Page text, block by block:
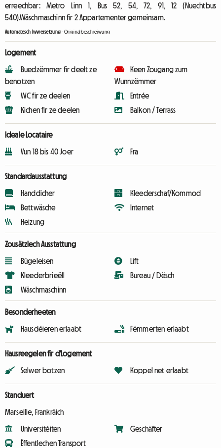
erreechbar: Metro Linn 1, Bus 52, 54, 72, 91, 12 (Nuechtbus
540).Wäschmaschinn fir 2 Appartementer gemeinsam.
Automatesch Iwwersetzung -Originalbeschreiwung
Logement
Buedzëmmer fir deelt ze
benotzen
WC fir ze deelen
Kichen fir ze deelen
Keen Zougang zum
Wunnzëmmer
Entrée
Balkon / Terrass
Ideale Locataire
Vun 18 bis 40 Joer Fra
Standardausstattung
Handdicher
Bettwäsche
Heizung
Kleederschaf/Kommod
Internet
Zousätzlech Ausstattung
Bügeleisen
Kleederbrieëll
Wäschmaschinn
Lift
Bureau / Dësch
Besonderheeten
Hausdéieren erlaabt Fëmmerten erlaabt
Hausreegelen fir d'Logement
Selwer botzen Koppel net erlaabt
Standuert
Marseille, Frankräich
Universitéiten
Ëffentlechen Transport
Geschäfter